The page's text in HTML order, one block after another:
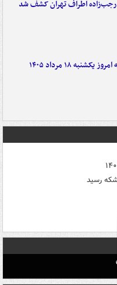
رجب‌زاده اطراف تهران کشف شد
۱۸ مرداد ۱۴۰۵